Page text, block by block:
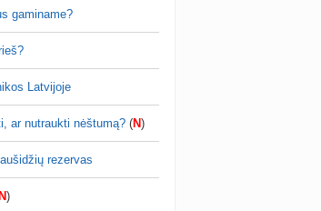
gaminame?
Latvijoje
ar nutraukti nėštumą? (N)
rezervas
N)